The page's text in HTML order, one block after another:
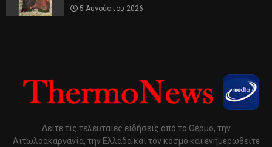
5 Αυγούστου 2026
Δείτε τις τελευταίες ειδήσεις από το Θέρμο, την
Αιτωλοακαρνανία, την Ελλάδα και τον κόσμο και ενημερωθείτε